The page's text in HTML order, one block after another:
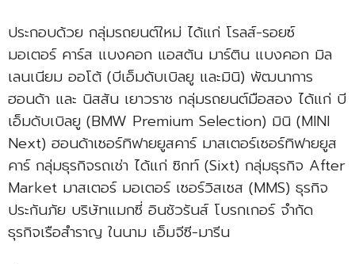
ประกอบด้วย กลุ่มรถยนต์ใหม่ ได้แก่ โรลส์-รอยซ์
มอเตอร์ คาร์ส แบงคอก แอสตัน มาร์ติน แบงคอก มิล
เลนเนียม ออโต้ (บีเอ็มดับเบิลยู และมินิ) พัฒนาการ
ฮอนด้า และ นิสสัน เยาวราช กลุ่มรถยนต์มือสอง ได้แก่ บี
เอ็มดับเบิลยู (BMW Premium Selection) มินิ (MINI
Next) ฮอนด้าเซอร์ทิฟายยูสคาร์ มาสเตอร์เซอร์ทิฟายยูส
คาร์ กลุ่มธุรกิจรถเช่า ได้แก่ ซิกท์ (Sixt) กลุ่มธุรกิจ After
Market มาสเตอร์ มอเตอร์ เซอร์วิสเซส (MMS) ธุรกิจ
ประกันภัย บริษัทแมกซี่ อินชัวรันส์ โบรกเกอร์ จำกัด
ธุรกิจเรือสำราญ ในนาม เอ็มจีซี-มารีน